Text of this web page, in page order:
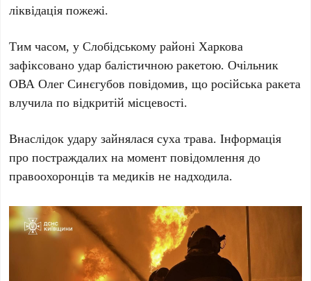
ліквідація пожежі.
Тим часом, уСлобідському районі Харкова
зафіксовано удар балістичною ракетою.Очільник
ОВА Олег Синєгубов повідомив, що російська ракета
влучила по відкритій місцевості.
Внаслідок удару зайнялася суха трава. Інформація
про постраждалих на момент повідомлення до
правоохоронців та медиків не надходила.